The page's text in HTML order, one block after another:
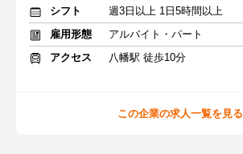
シフト
週3日以上 1日5時間以上
雇用形態
アルバイト・パート
アクセス
八幡駅 徒歩10分
この企業の求人一覧を見る